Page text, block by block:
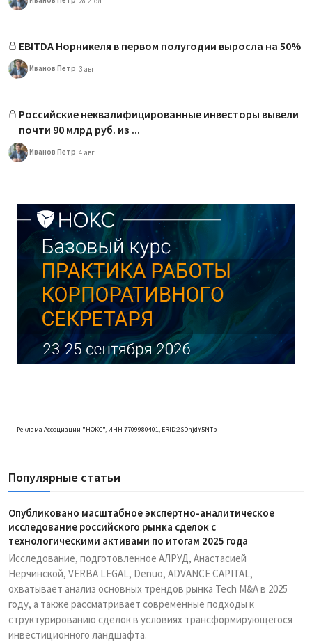
EBITDA Норникеля в первом полугодии выросла на 50%
Иванов Петр 3 авг
Российские неквалифицированные инвесторы вывели
почти 90 млрд руб. из ...
Иванов Петр 4 авг
Реклама Ассоциации "НОКС", ИНН 7709980401, ERID:2SDnjdY5NTb
Популярные статьи
Опубликовано масштабное экспертно-аналитическое
исследование российского рынка сделок с
технологическими активами по итогам 2025 года
Исследование, подготовленное АЛРУД, Анастасией
Нерчинской, VERBA LEGAL, Denuo, ADVANCE CAPITAL,
охватывает анализ основных трендов рынка Tech M&A в 2025
году, а также рассматривает современные подходы к
структурированию сделок в условиях трансформирующегося
инвестиционного ландшафта.